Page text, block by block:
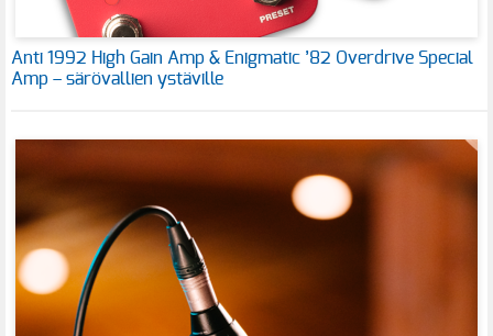
Anti 1992 High Gain Amp & Enigmatic ’82 Overdrive Special
Amp – särövallien ystäville